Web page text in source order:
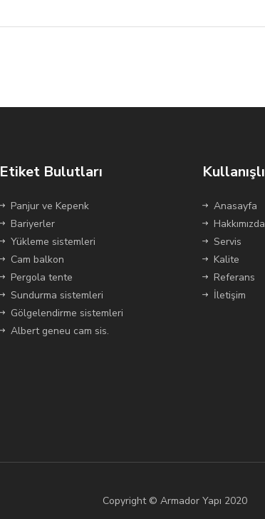
Etiket Bulutları
Panjur ve Kepenk
Bariyerler
Yükleme sistemleri
Cam balkon
Pergola tente
Sundurma sistemleri
Gölgelendirme sistemleri
Albert geneu cam sis.
Anasayfa
Hakkımızda
Servis
Kalite
Referans
İletişim
Copyright © Armador Yapı 2020